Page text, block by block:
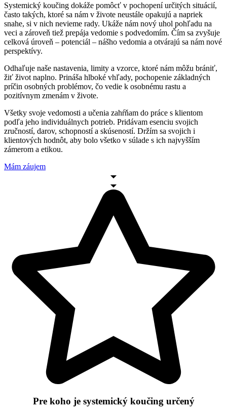
Systemický koučing dokáže pomôcť v pochopení určitých situácií,
často takých, ktoré sa nám v živote neustále opakujú a napriek
snahe, si v nich nevieme rady. Ukáže nám nový uhol pohľadu na
veci a zároveň tiež prepája vedomie s podvedomím. Čím sa zvyšuje
celková úroveň – potenciál – nášho vedomia a otvárajú sa nám nové
perspektívy.
Odhaľuje naše nastavenia, limity a vzorce, ktoré nám môžu brániť,
žiť život naplno. Prináša hlboké vhľady, pochopenie základných
príčin osobných problémov, čo vedie k osobnému rastu a
pozitívnym zmenám v živote.
Všetky svoje vedomosti a učenia zahŕňam do práce s klientom
podľa jeho individuálnych potrieb. Pridávam esenciu svojich
zručností, darov, schopností a skúseností. Držím sa svojich i
klientových hodnôt, aby bolo všetko v súlade s ich najvyšším
zámerom a etikou.
Mám záujem
Pre koho je systemický koučing určený